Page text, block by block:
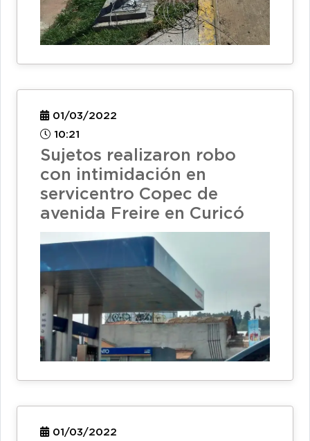
01/03/2022
10:21
Sujetos realizaron robo
con intimidación en
servicentro Copec de
avenida Freire en Curicó
01/03/2022